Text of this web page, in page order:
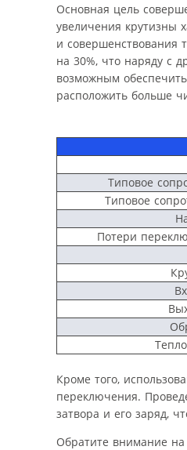
Основная цель
увеличения крутизны
и совершенствования
на 30%, что наряду с
возможным
расположить больше
Типовое
Типовое
Потери
Кроме того,
переключения.
затвора и его заряд,
Обратите внимание